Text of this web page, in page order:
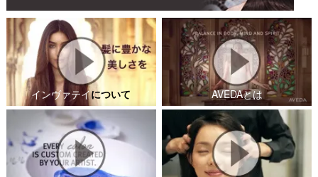
インヴァテイについて AVEDAとは